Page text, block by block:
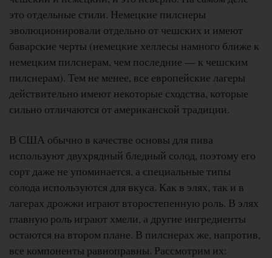
это отдельные стили. Немецкие пилснеры
эволюционировали отдельно от чешских и имеют
баварские черты (немецкие хеллесы намного ближе к
немецким пилснерам, чем последние — к чешским
пилснерам). Тем не менее, все европейские лагеры
действительно имеют некоторые сходства, которые
сильно отличаются от американской традиции.
В США обычно в качестве основы для пива
используют двухрядный бледный солод, поэтому его
сорт даже не упоминается, а специальные типы
солода используются для вкуса. Как в элях, так и в
лагерах дрожжи играют второстепенную роль. В элях
главную роль играют хмели, а другие ингредиенты
остаются на втором плане. В пилснерах же, напротив,
все компоненты равноправны. Рассмотрим их: